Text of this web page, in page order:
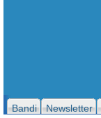
Bandi Newsletter